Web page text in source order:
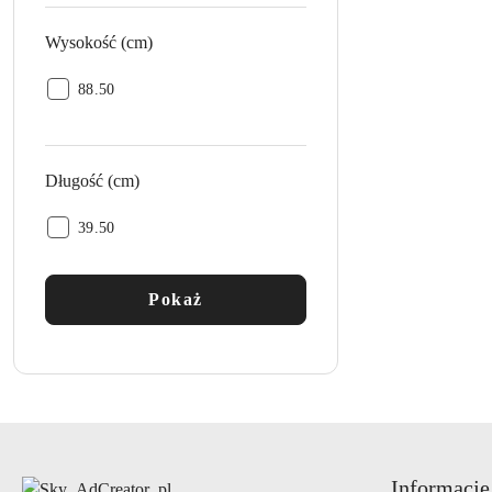
Wysokość (cm)
Wysokość
88.50
Długość (cm)
Długość
39.50
Pokaż